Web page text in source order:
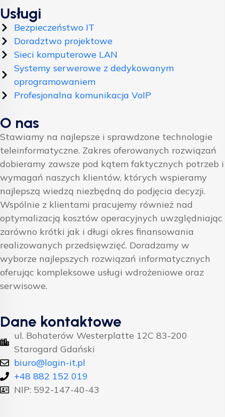
Usługi
Bezpieczeństwo IT
Doradztwo projektowe
Sieci komputerowe LAN
Systemy serwerowe z dedykowanym
oprogramowaniem
Profesjonalna komunikacja VoIP
O nas
Stawiamy na najlepsze i sprawdzone technologie
teleinformatyczne. Zakres oferowanych rozwiązań
dobieramy zawsze pod kątem faktycznych potrzeb i
wymagań naszych klientów, których wspieramy
najlepszą wiedzą niezbędną do podjęcia decyzji.
Wspólnie z klientami pracujemy również nad
optymalizacją kosztów operacyjnych uwzględniając
zarówno krótki jak i długi okres finansowania
realizowanych przedsięwzięć. Doradzamy w
wyborze najlepszych rozwiązań informatycznych
oferując kompleksowe usługi wdrożeniowe oraz
serwisowe.
Dane kontaktowe
ul. Bohaterów Westerplatte 12C 83-200
Starogard Gdański
biuro@login-it.pl
+48 882 152 019
NIP: 592-147-40-43